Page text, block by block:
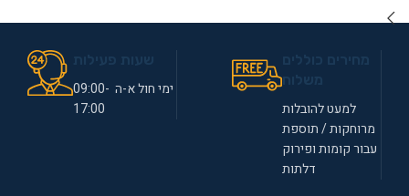
למעט להובלות
מרוחקות / תוספת
עבור קומות ופירוק
דלתות
ימי חול א-ה 09:00-
17:00